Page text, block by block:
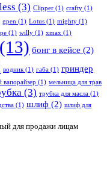
(3) Clipper (1) crafty (1)
gpen (1) Lotus (1) mighty (1)
(1) willy (1) xmax (1)
(13) бонг в кейсе (2)
водник (1) габа (1) гриндер
вапорайзер (1) мельница для трав
(3) трубка для масла (1)
(1) шлиф (2) шлиф для
для продажи лицам